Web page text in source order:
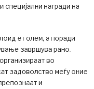
специјални награди на
е голем, а поради
завршува рано.
во
задоволство меѓу оние
и